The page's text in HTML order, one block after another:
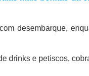
desembarque,
drinks e petiscos,